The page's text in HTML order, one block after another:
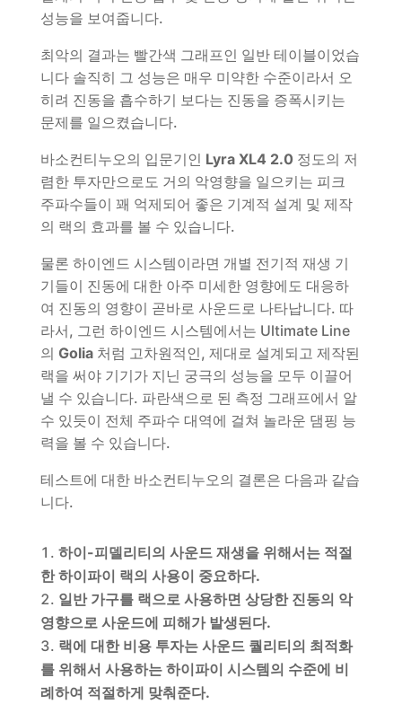
성능을 보여줍니다.
최악의 결과는 빨간색 그래프인 일반 테이블이었습
니다 솔직히 그 성능은 매우 미약한 수준이라서 오
히려 진동을 흡수하기 보다는 진동을 증폭시키는
문제를 일으켰습니다.
바소컨티누오의 입문기인 Lyra XL4 2.0 정도의 저
렴한 투자만으로도 거의 악영향을 일으키는 피크
주파수들이 꽤 억제되어 좋은 기계적 설계 및 제작
의 랙의 효과를 볼 수 있습니다.
물론 하이엔드 시스템이라면 개별 전기적 재생 기
기들이 진동에 대한 아주 미세한 영향에도 대응하
여 진동의 영향이 곧바로 사운드로 나타납니다. 따
라서, 그런 하이엔드 시스템에서는 Ultimate Line
의 Golia처럼 고차원적인, 제대로 설계되고 제작된
랙을 써야 기기가 지닌 궁극의 성능을 모두 이끌어
낼 수 있습니다. 파란색으로 된 측정 그래프에서 알
수 있듯이 전체 주파수 대역에 걸쳐 놀라운 댐핑 능
력을 볼 수 있습니다.
테스트에 대한 바소컨티누오의 결론은 다음과 같습
니다.
하이-피델리티의 사운드 재생을 위해서는 적절
한 하이파이 랙의 사용이 중요하다.
일반 가구를 랙으로 사용하면 상당한 진동의 악
영향으로 사운드에 피해가 발생된다.
랙에 대한 비용 투자는 사운드 퀄리티의 최적화
를 위해서 사용하는 하이파이 시스템의 수준에 비
례하여 적절하게 맞춰준다.